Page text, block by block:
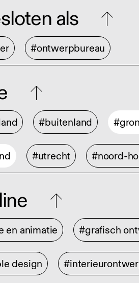
als
#ontwerpbureau
#buitenland
#utrecht #noord-
en animatie #grafisch
design